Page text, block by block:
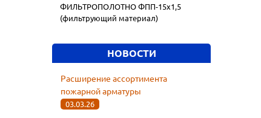
ФИЛЬТРОПОЛОТНО ФПП-15х1,5
(фильтрующий материал)
НОВОСТИ
Расширение ассортимента
пожарной арматуры
03.03.26